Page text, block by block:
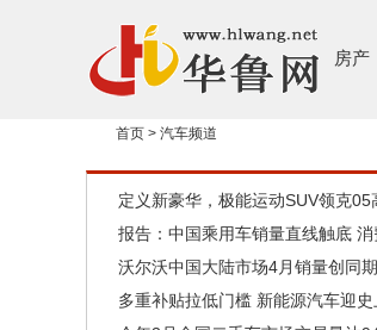
房产
首页 > 汽车频道
定义新豪华，极能运动SUV领克
报告：中国乘用车销量直线触底
沃尔沃中国大陆市场4月销量创同
多重补贴拉低门槛 新能源汽车迎史